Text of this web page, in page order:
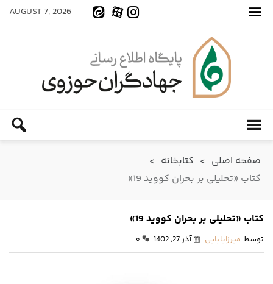
AUGUST 7, 2026
صفحه اصلی > کتابخانه >
کتاب «تحلیلی بر بحران کووید 19»
کتاب «تحلیلی بر بحران کووید 19»
توسط میرزابابایی آذر 27, 1402 ۰